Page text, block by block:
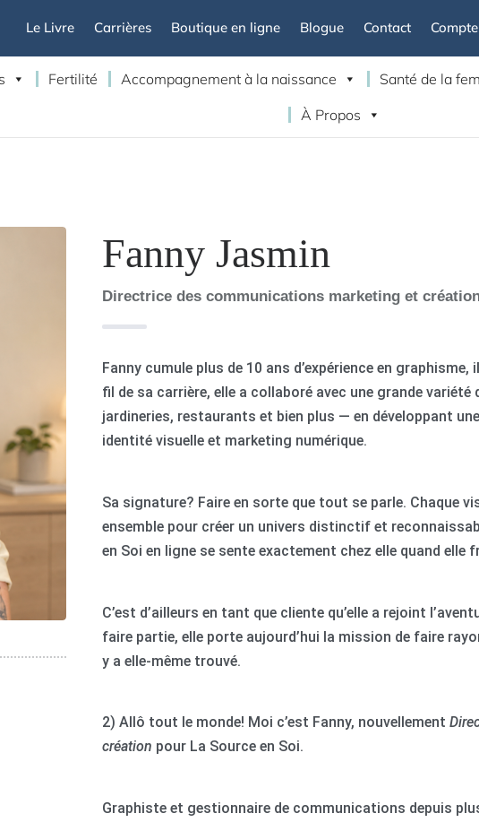
Le Livre Carrières Boutique en ligne Blogue Contact
Fertilité Accompagnement à la naissance Santé de la
À Propos
Fanny Jasmin
Directrice des communications marketing et
Fanny cumule plus de 10 ans d’expérience en
fil de sa carrière, elle a collaboré avec une grande
jardineries, restaurants et bien plus — en développant
identité visuelle et marketing numérique.
Sa signature? Faire en sorte que tout se parle. Chaque
ensemble pour créer un univers distinctif et
en Soi en ligne se sente exactement chez elle quand elle
C’est d’ailleurs en tant que cliente qu’elle a rejoint
faire partie, elle porte aujourd’hui la mission de faire
y a elle-même trouvé.
2) Allô tout le monde! Moi c’est Fanny, nouvellement
création pour La Source en Soi.
Graphiste et gestionnaire de communications depuis